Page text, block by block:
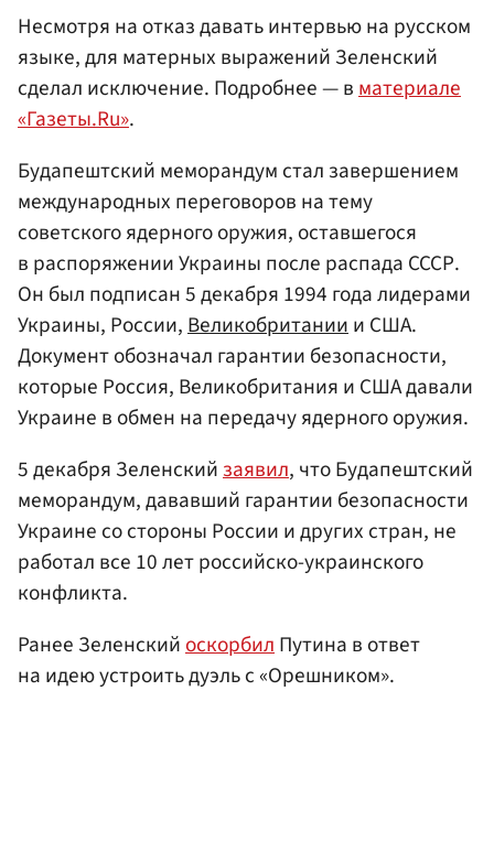
Несмотря на отказ давать интервью на русском
языке, для матерных выражений Зеленский
сделал исключение. Подробнее — вматериале
«Газеты.Ru».
Будапештский меморандум стал завершением
международных переговоров на тему
советского ядерного оружия, оставшегося
в распоряжении Украины после распада СССР.
Он был подписан 5 декабря 1994 года лидерами
Украины, России,Великобританиии США.
Документ обозначал гарантии безопасности,
которые Россия, Великобритания и США давали
Украине в обмен на передачу ядерного оружия.
5 декабря Зеленскийзаявил, что Будапештский
меморандум, дававший гарантии безопасности
Украине со стороны России и других стран, не
работал все 10 лет российско-украинского
конфликта.
Ранее ЗеленскийоскорбилПутина в ответ
на идею устроить дуэль с «Орешником».